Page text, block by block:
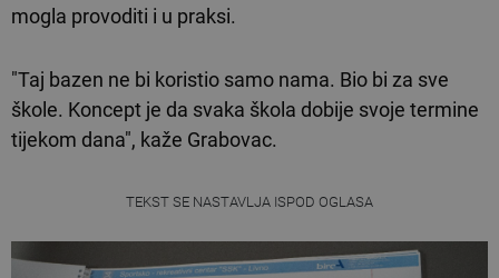
mogla provoditi i u praksi.
"Taj bazen ne bi koristio samo nama. Bio bi za sve
škole. Koncept je da svaka škola dobije svoje termine
tijekom dana", kaže Grabovac.
TEKST SE NASTAVLJA ISPOD OGLASA